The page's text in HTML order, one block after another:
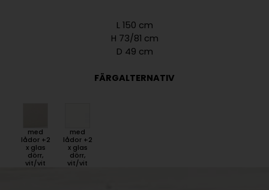
L 150 cm
H 73/81 cm
D 49 cm
FÄRGALTERNATIV
med
lådor +2
x glas
dörr,
vit/vit
med
lådor +2
x glas
dörr,
vit/vit